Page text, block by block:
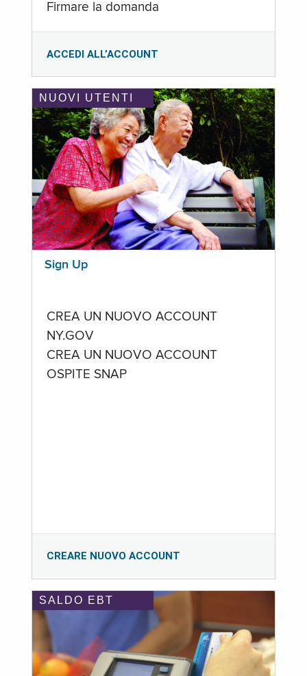
Firmare la domanda
ACCEDI ALL’ACCOUNT
NUOVI UTENTI
Sign Up
CREA UN NUOVO ACCOUNT
NY.GOV
CREA UN NUOVO ACCOUNT
OSPITE SNAP
CREARE NUOVO ACCOUNT
SALDO EBT